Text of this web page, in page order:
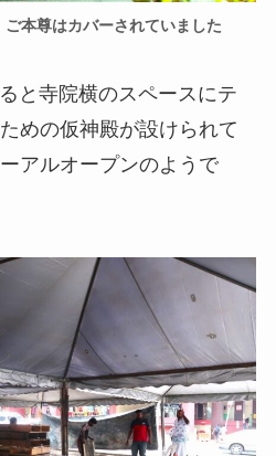
本尊はカバーされていました
と寺院横のスペースにテ
めの仮神殿が設けられて
アルオープンのようで